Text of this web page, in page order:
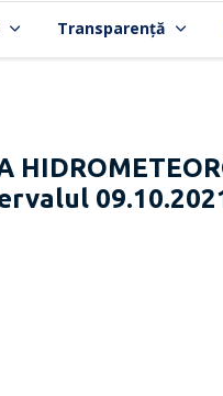
Transparență